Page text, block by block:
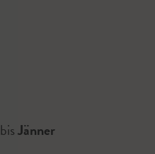
bisJänner